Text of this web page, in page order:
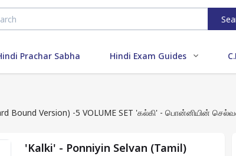
Prachar Sabha Hindi Exam Guides
Bound Version) -5 VOLUME SET 'கல்கி' - பொன்னியின்
'Kalki' - Ponniyin Selvan (Tamil)